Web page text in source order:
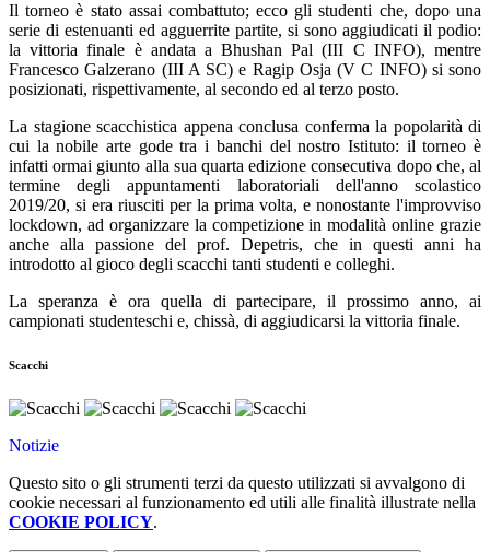
Il torneo è stato assai combattuto; ecco gli studenti che, dopo una
serie di estenuanti ed agguerrite partite, si sono aggiudicati il podio:
la vittoria finale è andata a Bhushan Pal (III C INFO), mentre
Francesco Galzerano (III A SC) e Ragip Osja (V C INFO) si sono
posizionati, rispettivamente, al secondo ed al terzo posto.
La stagione scacchistica appena conclusa conferma la popolarità di
cui la nobile arte gode tra i banchi del nostro Istituto: il torneo è
infatti ormai giunto alla sua quarta edizione consecutiva dopo che, al
termine degli appuntamenti laboratoriali dell'anno scolastico
2019/20, si era riusciti per la prima volta, e nonostante l'improvviso
lockdown, ad organizzare la competizione in modalità online grazie
anche alla passione del prof. Depetris, che in questi anni ha
introdotto al gioco degli scacchi tanti studenti e colleghi.
La speranza è ora quella di partecipare, il prossimo anno, ai
campionati studenteschi e, chissà, di aggiudicarsi la vittoria finale.
Scacchi
Notizie
Questo sito o gli strumenti terzi da questo utilizzati si avvalgono di
cookie necessari al funzionamento ed utili alle finalità illustrate nella
COOKIE POLICY.